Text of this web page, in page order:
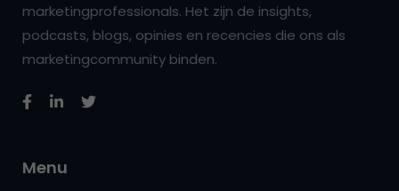
marketingprofessionals. Het zijn de insights,
podcasts, blogs, opinies en recencies die ons als
marketingcommunity binden.
Menu